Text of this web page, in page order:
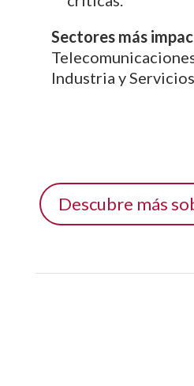
Sectores más
Industria y
Descubre más